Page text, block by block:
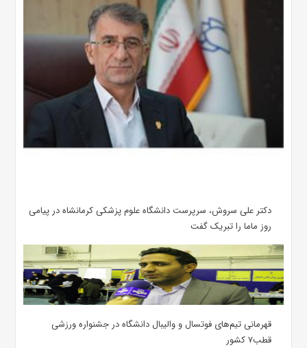
دکتر علی سروش، سرپرست دانشگاه علوم پزشکی کرمانشاه در پیامی
روز ماما را تبریک گفت
قهرمانی تیم‌های فوتسال و والیبال دانشگاه در جشنواره ورزشی
قطب۷ کشور